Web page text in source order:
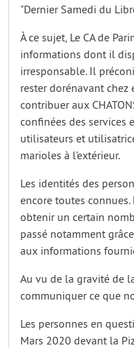
"Dernier Samedi du
À ce sujet, Le CA de
informations dont il
irresponsable. Il
rester dorénavant chez
contribuer aux
confinées des services
utilisateurs et
marioles à l’extérieur.
Les identités des
encore toutes
obtenir un certain
passé notamment
aux informations
Au vu de la gravité de
communiquer ce que
Les personnes en
Mars 2020 devant la